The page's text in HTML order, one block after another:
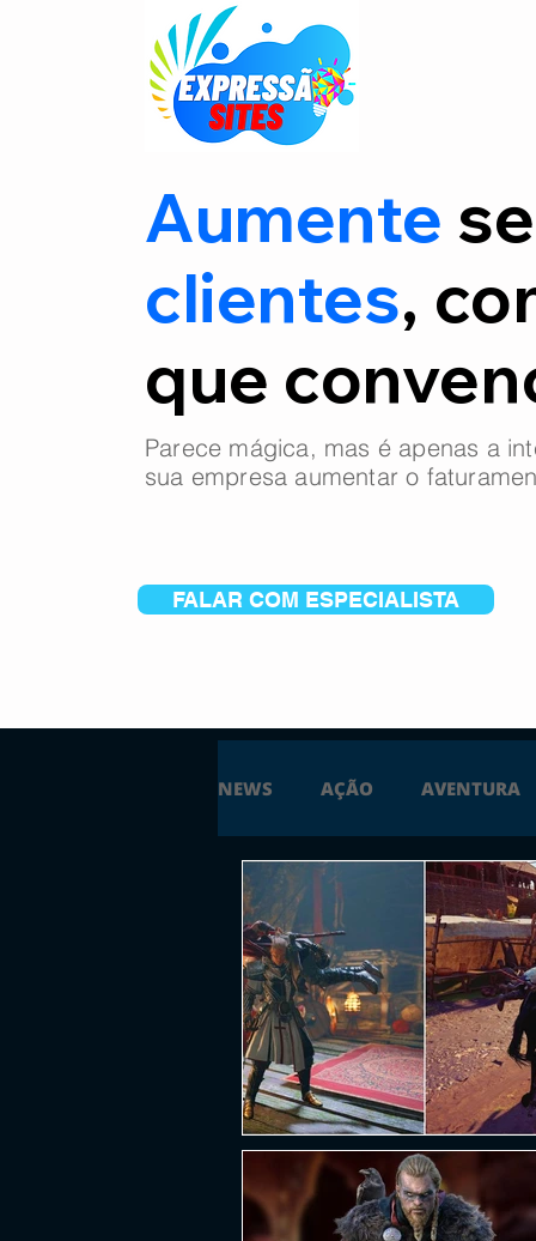
Aumente
clientes,
que
Parece mágica, mas é apenas a
sua empresa aumentar o
FALAR COM ESPECIALISTA
NEWS AÇÃO AVENTURA
ESTRATÉGIA SIMULAÇÃO
PS5 XBOX ONE
PLATAFORMA FPS
ESPORTES